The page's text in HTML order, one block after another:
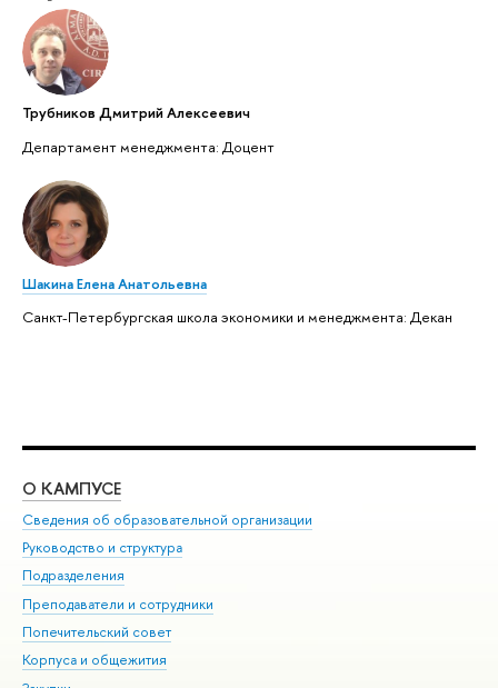
Трубников Дмитрий Алексеевич
Департамент менеджмента: Доцент
Шакина Елена Анатольевна
Санкт-Петербургская школа экономики и менеджмента: Декан
О КАМПУСЕ
Сведения об образовательной организации
Руководство и структура
Подразделения
Преподаватели и сотрудники
Попечительский совет
Корпуса и общежития